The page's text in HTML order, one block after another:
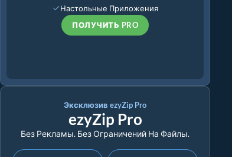
Настольные Приложения
ПОЛУЧИТЬ PRO
Эксклюзив ezyZip Pro
ezyZip Pro
Без Рекламы. Без Ограничений На Файлы.